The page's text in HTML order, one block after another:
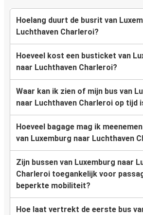
Hoelang duurt de busrit van
Luchthaven Charleroi?
Hoeveel kost een busticket van
naar Luchthaven Charleroi?
Waar kan ik zien of mijn bus van
naar Luchthaven Charleroi op tijd
Hoeveel bagage mag ik
van Luxemburg naar Luchthaven
Zijn bussen van Luxemburg naar
Charleroi toegankelijk voor
beperkte mobiliteit?
Hoe laat vertrekt de eerste bus